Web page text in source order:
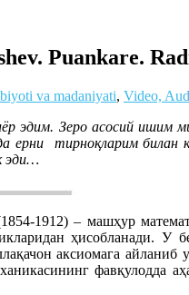
Puankare.
va madaniyati, Video,
эдим. Зеро асосий ишим
ерни тирноқларим билан
эди…
1912) – машҳур
ҳисобланади.
аксиомага
фавқулодда